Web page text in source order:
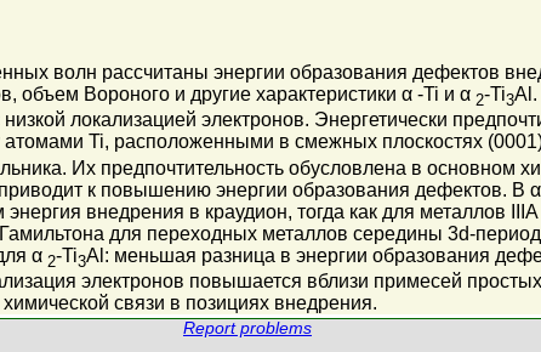
волн рассчитаны энергии образования дефектов
объем Вороного и другие характеристики α -Ti и α 2-Ti3Al.
локализацией электронов. Энергетически
Ti, расположенными в смежных плоскостях
Их предпочтительность обусловлена в
к повышению энергии образования дефектов. В
внедрения в краудион, тогда как для металлов
для переходных металлов середины 3d-
α 2-Ti3Al: меньшая разница в энергии образования
электронов повышается вблизи примесей
связи в позициях внедрения.
Report problems